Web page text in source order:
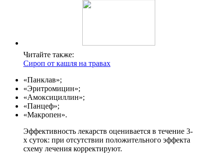
Читайте также:
Сироп от кашля на травах
«Панклав»;
«Эритромицин»;
«Амоксициллин»;
«Панцеф»;
«Макропен».
Эффективность лекарств оценивается в течение 3-
х суток: при отсутствии положительного эффекта
схему лечения корректируют.